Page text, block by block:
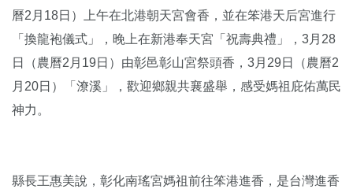
曆2月18日）上午在北港朝天宮會香，並在笨港天后宮進行
「換龍袍儀式」，晚上在新港奉天宮「祝壽典禮」，3月28
日（農曆2月19日）由彰邑彰山宮祭頭香，3月29日（農曆2
月20日）「潦溪」，歡迎鄉親共襄盛舉，感受媽祖庇佑萬民
神力。
縣長王惠美說，彰化南瑤宮媽祖前往笨港進香，是台灣進香